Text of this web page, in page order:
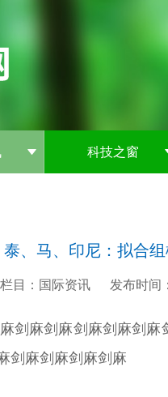
科技之窗
泰、马、印尼：拟合组
栏目：国际资讯 发布时间
剑麻剑麻剑麻剑麻剑
剑麻剑麻剑麻剑麻